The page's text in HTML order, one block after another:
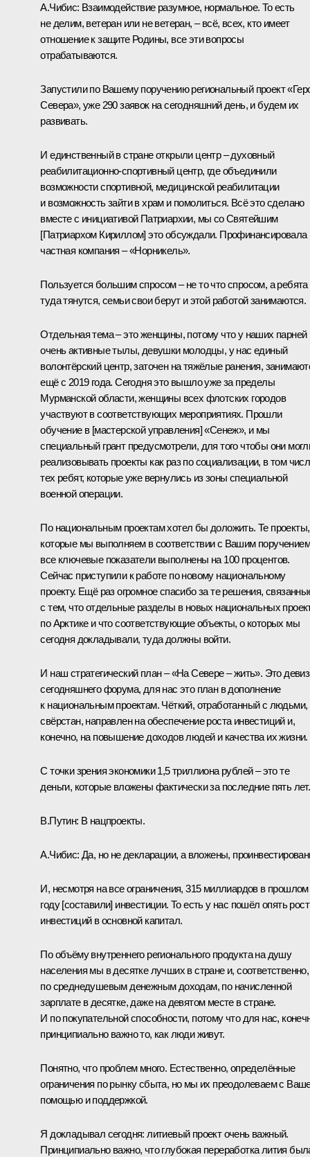
А.Чибис: Взаимодействие разумное, нормальное. То есть
не делим, ветеран или не ветеран, – всё, всех, кто имеет
отношение к защите Родины, все эти вопросы
отрабатываются.
Запустили по Вашему поручению региональный проект
Севера», уже 290 заявок на сегодняшний день, и будем их
развивать.
И единственный в стране открыли центр – духовный
реабилитационно-спортивный центр, где объединили
возможности спортивной, медицинской реабилитации
и возможность зайти в храм и помолиться. Всё это сделано
вместе с инициативой Патриархии, мы со Святейшим
[Патриархом Кириллом] это обсуждали. Профинансировала
частная компания – «Норникель».
Пользуется большим спросом – не то что спросом, а ребята
туда тянутся, семьи свои берут и этой работой занимаются.
Отдельная тема – это женщины, потому что у наших парней
очень активные тылы, девушки молодцы, у нас единый
волонтёрский центр, заточен на тяжёлые ранения,
ещё с 2019 года. Сегодня это вышло уже за пределы
Мурманской области, женщины всех флотских городов
участвуют в соответствующих мероприятиях. Прошли
обучение в [мастерской управления] «Сенеж», и мы
специальный грант предусмотрели, для того чтобы они
реализовывать проекты как раз по социализации, в том
тех ребят, которые уже вернулись из зоны специальной
военной операции.
По национальным проектам хотел бы доложить. Те проекты,
которые мы выполняем в соответствии с Вашим
все ключевые показатели выполнены на 100 процентов.
Сейчас приступили к работе по новому национальному
проекту. Ещё раз огромное спасибо за те решения,
с тем, что отдельные разделы в новых национальных
по Арктике и что соответствующие объекты, о которых мы
сегодня докладывали, туда должны войти.
И наш стратегический план – «На Севере – жить». Это девиз
сегодняшнего форума, для нас это план в дополнение
к национальным проектам. Чёткий, отработанный с людьми,
свёрстан, направлен на обеспечение роста инвестиций и,
конечно, на повышение доходов людей и качества их жизни.
С точки зрения экономики 1,5 триллиона рублей – это те
деньги, которые вложены фактически за последние пять лет.
В.Путин: В нацпроекты.
А.Чибис: Да, но не декларации, а вложены,
И, несмотря на все ограничения, 315 миллиардов в прошлом
году [составили] инвестиции. То есть у нас пошёл опять рост
инвестиций в основной капитал.
По объёму внутреннего регионального продукта на душу
населения мы в десятке лучших в стране и, соответственно,
по среднедушевым денежным доходам, по начисленной
зарплате в десятке, даже на девятом месте в стране.
И по покупательной способности, потому что для нас,
принципиально важно то, как люди живут.
Понятно, что проблем много. Естественно, определённые
ограничения по рынку сбыта, но мы их преодолеваем с
помощью и поддержкой.
Я докладывал сегодня: литиевый проект очень важный.
Принципиально важно, что глубокая переработка лития